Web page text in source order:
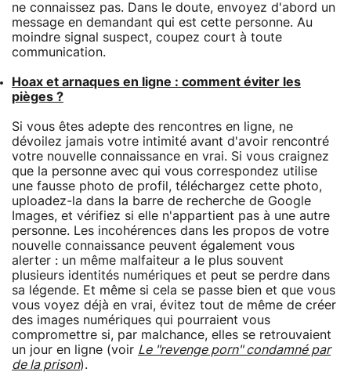
ne connaissez pas. Dans le doute, envoyez d'abord un
message en demandant qui est cette personne. Au
moindre signal suspect, coupez court à toute
communication.
Hoax et arnaques en ligne : comment éviter les
pièges ?
Si vous êtes adepte des rencontres en ligne, ne
dévoilez jamais votre intimité avant d'avoir rencontré
votre nouvelle connaissance en vrai. Si vous craignez
que la personne avec qui vous correspondez utilise
une fausse photo de profil, téléchargez cette photo,
uploadez-la dans la barre de recherche de Google
Images, et vérifiez si elle n'appartient pas à une autre
personne. Les incohérences dans les propos de votre
nouvelle connaissance peuvent également vous
alerter : un même malfaiteur a le plus souvent
plusieurs identités numériques et peut se perdre dans
sa légende. Et même si cela se passe bien et que vous
vous voyez déjà en vrai, évitez tout de même de créer
des images numériques qui pourraient vous
compromettre si, par malchance, elles se retrouvaient
un jour en ligne (voir Le "revenge porn" condamné par
de la prison).